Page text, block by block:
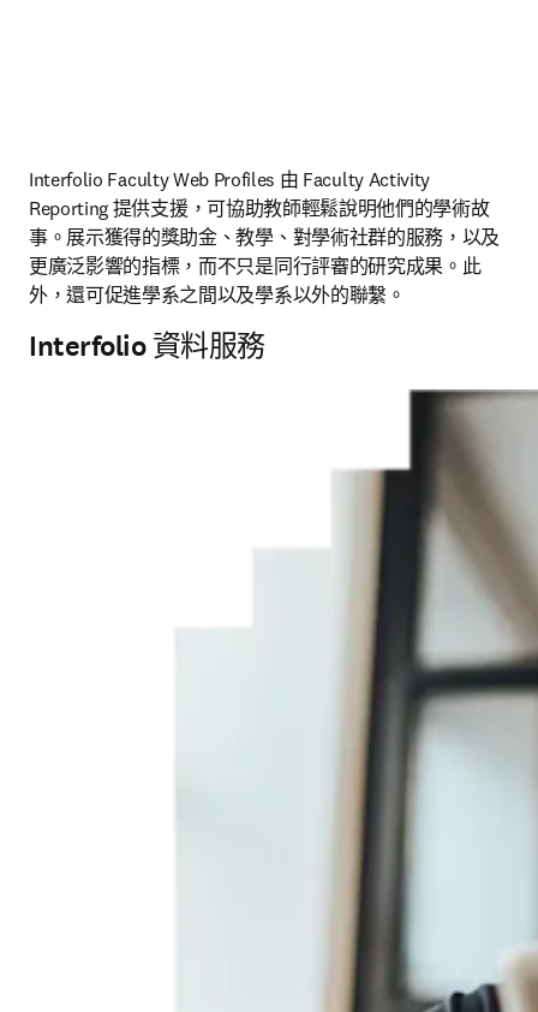
Interfolio Faculty Web Profiles 由 Faculty Activity
Reporting 提供支援，可協助教師輕鬆說明他們的學術故
事。展示獲得的獎助金、教學、對學術社群的服務，以及
更廣泛影響的指標，而不只是同行評審的研究成果。此
外，還可促進學系之間以及學系以外的聯繫。
Interfolio 資料服務